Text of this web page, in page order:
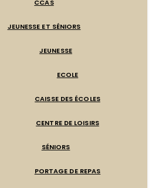
CCAS
JEUNESSE ET SÉNIORS
JEUNESSE
ECOLE
CAISSE DES ÉCOLES
CENTRE DE LOISIRS
SÉNIORS
PORTAGE DE REPAS